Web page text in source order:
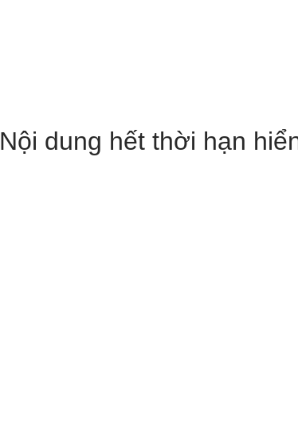
Nội dung hết thời hạn